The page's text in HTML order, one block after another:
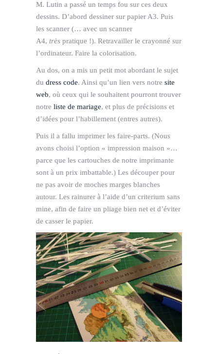
M. Lutin a passé un temps fou sur ces deux
dessins. D’abord dessiner sur papier A3. Puis
les scanner (… avec un scanner
A4, très pratique !). Retravailler le crayonné sur
l’ordinateur. Faire la colorisation.
Au dos, on a mis un petit mot abordant le sujet
du dress code. Ainsi qu’un lien vers notre site
web, où ceux qui le souhaitent pourront trouver
notre liste de mariage, et plus de précisions et
d’idées pour l’habillement (entres autres).
Puis il a fallu imprimer les faire-parts. (Nous
avons choisi l’option « impression maison »…
parce que les cartouches de notre imprimante
sont à un prix imbattable.) Les découper pour
ne pas avoir de moches marges blanches
autour. Les rainurer à l’aide d’un criterium sans
mine, afin de faire un pliage bien net et d’éviter
de casser le papier.